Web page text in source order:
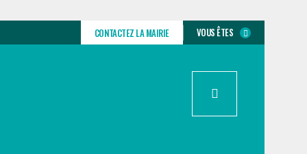
CONTACTEZ LA MAIRIE VOUS ÊTES